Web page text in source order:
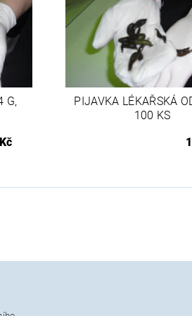
G,
PIJAVKA LÉKAŘSKÁ
100 KS